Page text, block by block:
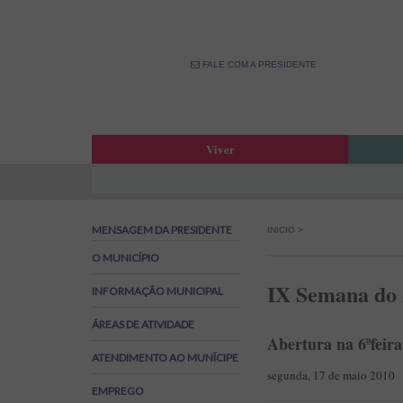
FALE COM A PRESIDENTE
Viver
Boletim Municipal
Agenda Municipal
Oferta Desportiva Municipal
Grandes Opções do Plano e Orçamento
Emprego na Autarquia
MENSAGEM DA PRESIDENTE
O MUNICÍPIO
INFORMAÇÃO MUNICIPAL
ÁREAS DE ATIVIDADE
ATENDIMENTO AO MUNÍCIPE
EMPREGO
INICIO >
IX Semana
Abertura na
segunda, 17 de maio 2010